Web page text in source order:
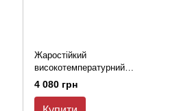
Жаростійкий
високотемпературний
канальний вентилятор VO t
135, 205 м³/год
4 080 грн